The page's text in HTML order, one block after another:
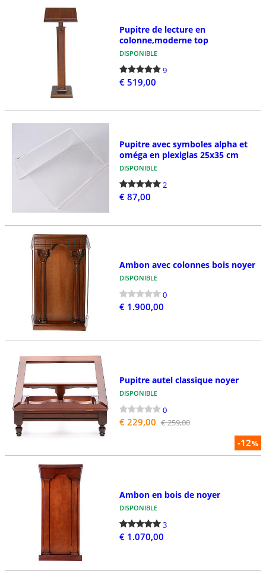
Pupitre de lecture en
colonne,moderne top
DISPONIBLE
9
€ 519,00
Pupitre avec symboles alpha et
oméga en plexiglas 25x35 cm
DISPONIBLE
2
€ 87,00
Ambon avec colonnes bois noyer
DISPONIBLE
0
€ 1.900,00
-12%
Pupitre autel classique noyer
DISPONIBLE
0
€ 229,00 € 259,00
Ambon en bois de noyer
DISPONIBLE
3
€ 1.070,00